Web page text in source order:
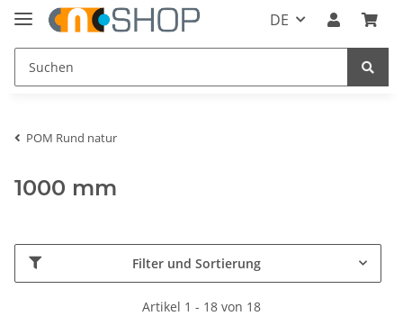
DE
POM Rund natur
1000 mm
Filter und Sortierung
Artikel 1 - 18 von 18